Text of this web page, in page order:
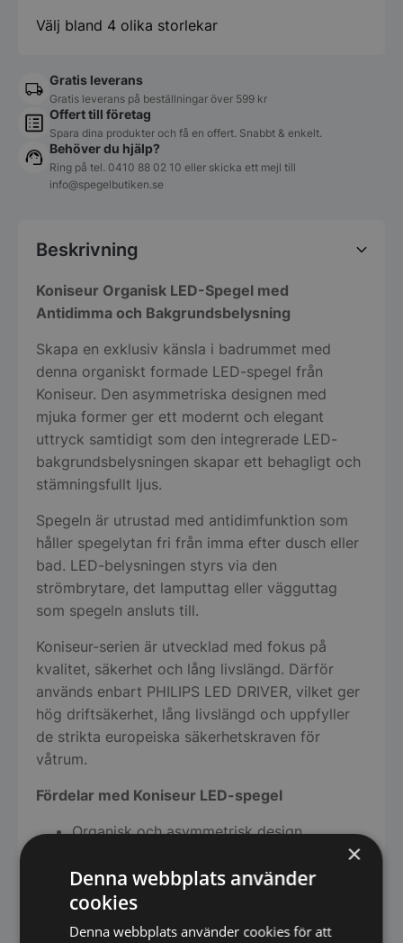
Välj bland 4 olika storlekar
Gratis leverans
Gratis leverans på beställningar över 599 kr
Offert till företag
Spara dina produkter och få en offert. Snabbt & enkelt.
Behöver du hjälp?
Ring på tel. 0410 88 02 10 eller skicka ett mejl till
info@spegelbutiken.se
Beskrivning
Koniseur Organisk LED-Spegel med
Antidimma och Bakgrundsbelysning
Skapa en exklusiv känsla i badrummet med
denna organiskt formade LED-spegel från
Koniseur. Den asymmetriska designen med
mjuka former ger ett modernt och elegant
uttryck samtidigt som den integrerade LED-
bakgrundsbelysningen skapar ett behagligt och
stämningsfullt ljus.
Spegeln är utrustad med antidimfunktion som
håller spegelytan fri från imma efter dusch eller
bad. LED-belysningen styrs via den
strömbrytare, det lamputtag eller vägguttag
som spegeln ansluts till.
Koniseur-serien är utvecklad med fokus på
kvalitet, säkerhet och lång livslängd. Därför
används enbart PHILIPS LED DRIVER, vilket ger
hög driftsäkerhet, lång livslängd och uppfyller
de strikta europeiska säkerhetskraven för
våtrum.
Fördelar med Koniseur LED-spegel
Organisk och asymmetrisk design
Antidimfunktion
PHILIPS LED DRIVER för hög kvalitet och
×
Denna webbplats använder
cookies
Denna webbplats använder cookies för att